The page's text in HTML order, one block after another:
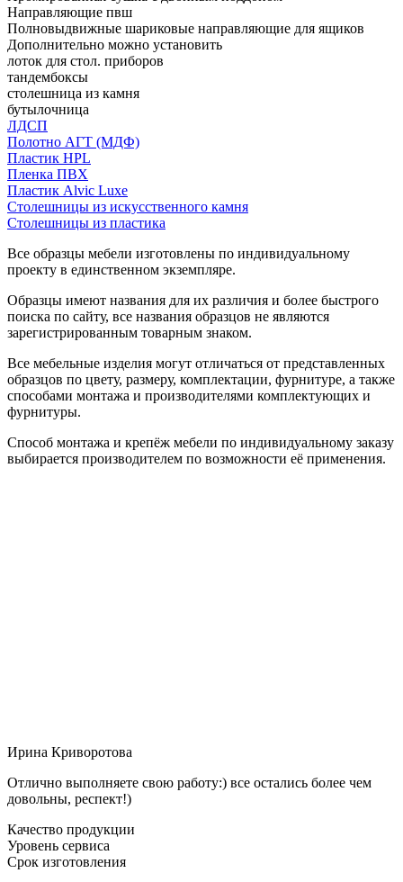
Направляющие пвш
Полновыдвижные шариковые направляющие для ящиков
Дополнительно можно установить
лоток для стол. приборов
тандембоксы
столешница из камня
бутылочница
ЛДСП
Полотно АГТ (МДФ)
Пластик HPL
Пленка ПВХ
Пластик Alvic Luxe
Столешницы из искусственного камня
Столешницы из пластика
Все образцы мебели изготовлены по индивидуальному
проекту в единственном экземпляре.
Образцы имеют названия для их различия и более быстрого
поиска по сайту, все названия образцов не являются
зарегистрированным товарным знаком.
Все мебельные изделия могут отличаться от представленных
образцов по цвету, размеру, комплектации, фурнитуре, а также
способами монтажа и производителями комплектующих и
фурнитуры.
Способ монтажа и крепёж мебели по индивидуальному заказу
выбирается производителем по возможности её применения.
Ирина Криворотова
Отлично выполняете свою работу:) все остались более чем
довольны, респект!)
Качество продукции
Уровень сервиса
Срок изготовления